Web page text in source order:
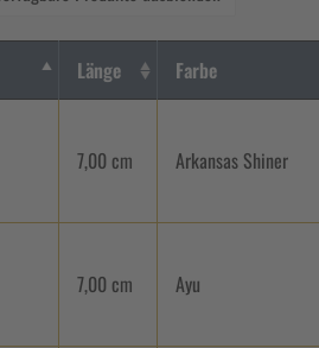
Länge Farbe
7,00 cm Arkansas Shiner
7,00 cm Ayu